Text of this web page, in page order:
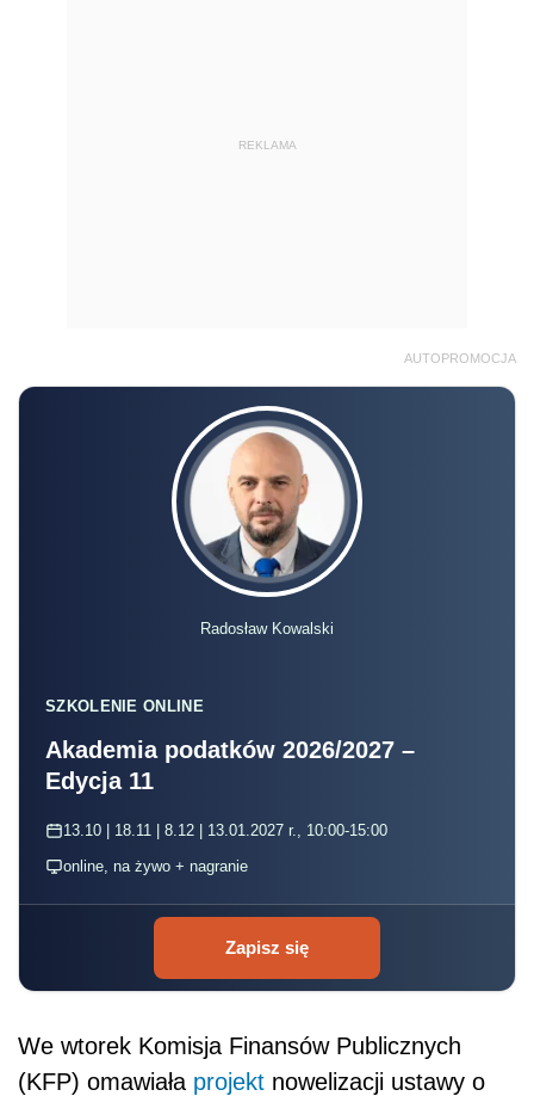
REKLAMA
AUTOPROMOCJA
Radosław Kowalski
SZKOLENIE ONLINE
Akademia podatków 2026/2027 –
Edycja 11
13.10 | 18.11 | 8.12 | 13.01.2027 r., 10:00-15:00
online, na żywo + nagranie
Zapisz się
We wtorek Komisja Finansów Publicznych
(KFP) omawiała projekt nowelizacji ustawy o